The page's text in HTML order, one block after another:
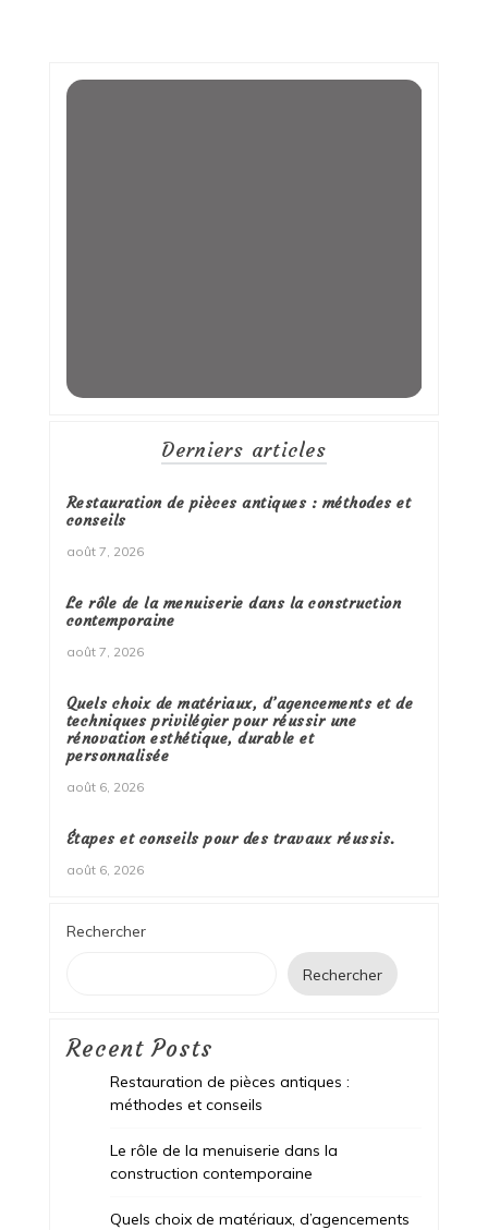
Derniers articles
Restauration de pièces antiques : méthodes et
conseils
août 7, 2026
Le rôle de la menuiserie dans la construction
contemporaine
août 7, 2026
Quels choix de matériaux, d’agencements et de
techniques privilégier pour réussir une
rénovation esthétique, durable et
personnalisée
août 6, 2026
Étapes et conseils pour des travaux réussis.
août 6, 2026
Rechercher
Rechercher
Recent Posts
Restauration de pièces antiques :
méthodes et conseils
Le rôle de la menuiserie dans la
construction contemporaine
Quels choix de matériaux, d’agencements